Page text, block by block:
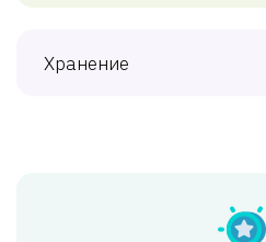
Хранение